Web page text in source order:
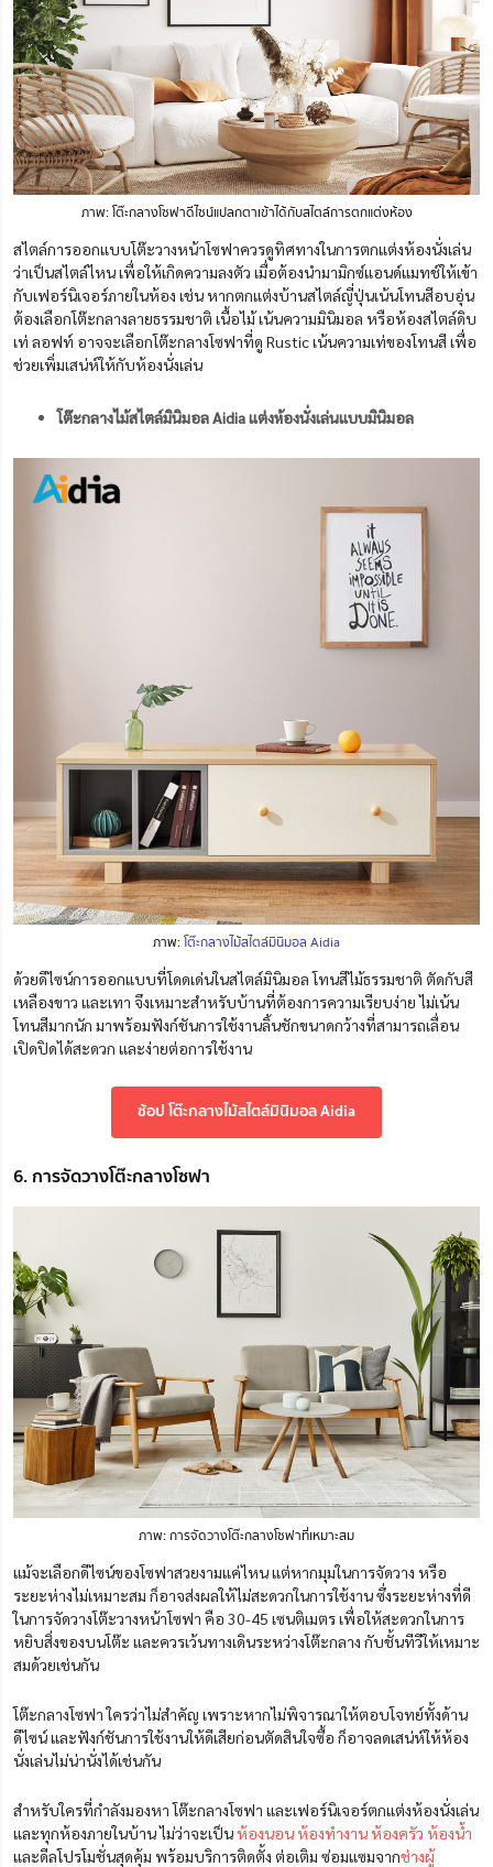
ภาพ: โต๊ะกลางโซฟาดีไซน์แปลกตาเข้าได้กับสไตล์การตกแต่งห้อง
สไตล์การออกแบบโต๊ะวางหน้าโซฟาควรดูทิศทางในการตกแต่งห้องนั่งเล่น
ว่าเป็นสไตล์ไหน เพื่อให้เกิดความลงตัว เมื่อต้องนำมามิกซ์แอนด์แมทช์ให้เข้า
กับเฟอร์นิเจอร์ภายในห้อง เช่น หากตกแต่งบ้านสไตล์ญี่ปุ่นเน้นโทนสีอบอุ่น
ต้องเลือกโต๊ะกลางลายธรรมชาติ เนื้อไม้ เน้นความมินิมอล หรือห้องสไตล์ดิบ
เท่ ลอฟท์ อาจจะเลือกโต๊ะกลางโซฟาที่ดู Rustic เน้นความเท่ของโทนสี เพื่อ
ช่วยเพิ่มเสน่ห์ให้กับห้องนั่งเล่น
โต๊ะกลางไม้สไตล์มินิมอล Aidia แต่งห้องนั่งเล่นแบบมินิมอล
ภาพ:โต๊ะกลางไม้สไตล์มินิมอล Aidia
ด้วยดีไซน์การออกแบบที่โดดเด่นในสไตล์มินิมอล โทนสีไม้ธรรมชาติ ตัดกับสี
เหลืองขาว และเทา จึงเหมาะสำหรับบ้านที่ต้องการความเรียบง่าย ไม่เน้น
โทนสีมากนัก มาพร้อมฟังก์ชันการใช้งานลิ้นชักขนาดกว้างที่สามารถเลื่อน
เปิดปิดได้สะดวก และง่ายต่อการใช้งาน
ช้อป โต๊ะกลางไม้สไตล์มินิมอล Aidia
6. การจัดวางโต๊ะกลางโซฟา
ภาพ: การจัดวางโต๊ะกลางโซฟาที่เหมาะสม
แม้จะเลือกดีไซน์ของโซฟาสวยงามแค่ไหน แต่หากมุมในการจัดวาง หรือ
ระยะห่างไม่เหมาะสม ก็อาจส่งผลให้ไม่สะดวกในการใช้งาน ซึ่งระยะห่างที่ดี
ในการจัดวางโต๊ะวางหน้าโซฟา คือ 30-45 เซนติเมตร เพื่อให้สะดวกในการ
หยิบสิ่งของบนโต๊ะ และควรเว้นทางเดินระหว่างโต๊ะกลาง กับชั้นทีวีให้เหมาะ
สมด้วยเช่นกัน
โต๊ะกลางโซฟา ใครว่าไม่สำคัญ เพราะหากไม่พิจารณาให้ตอบโจทย์ทั้งด้าน
ดีไซน์ และฟังก์ชันการใช้งานให้ดีเสียก่อนตัดสินใจซื้อ ก็อาจลดเสน่ห์ให้ห้อง
นั่งเล่นไม่น่านั่งได้เช่นกัน
สำหรับใครที่กำลังมองหา โต๊ะกลางโซฟา และเฟอร์นิเจอร์ตกแต่งห้องนั่งเล่น
และทุกห้องภายในบ้าน ไม่ว่าจะเป็น ห้องนอน ห้องทำงาน ห้องครัว ห้องน้ำ
และดีลโปรโมชั่นสุดคุ้ม พร้อมบริการติดตั้ง ต่อเติม ซ่อมแซมจากช่างผู้